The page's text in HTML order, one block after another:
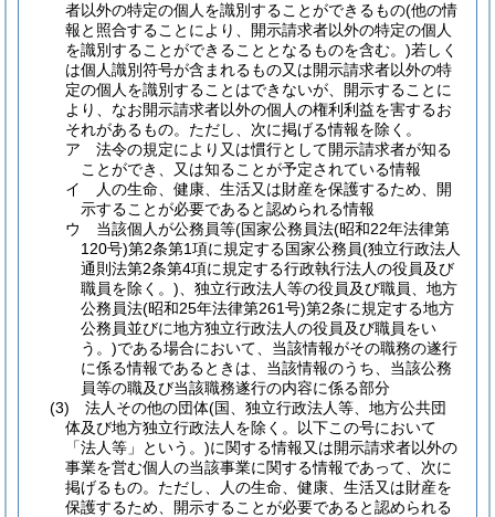
者以外の特定の個人を識別することができるもの(他の情
報と照合することにより、開示請求者以外の特定の個人
を識別することができることとなるものを含む。)若しく
は個人識別符号が含まれるもの又は開示請求者以外の特
定の個人を識別することはできないが、開示することに
より、なお開示請求者以外の個人の権利利益を害するお
それがあるもの。 ただし、次に掲げる情報を除く。
ア
法令の規定により又は慣行として開示請求者が知る
ことができ、又は知ることが予定されている情報
イ
人の生命、健康、生活又は財産を保護するため、開
示することが必要であると認められる情報
ウ
当該個人が公務員等(国家公務員法(昭和22年法律第
120号)第2条第1項に規定する国家公務員(独立行政法人
通則法第2条第4項に規定する行政執行法人の役員及び
職員を除く。) 、独立行政法人等の役員及び職員、地方
公務員法(昭和25年法律第261号)第2条に規定する地方
公務員並びに地方独立行政法人の役員及び職員をい
う。)である場合において、当該情報がその職務の遂行
に係る情報であるときは、当該情報のうち、当該公務
員等の職及び当該職務遂行の内容に係る部分
(3)
法人その他の団体(国、独立行政法人等、地方公共団
体及び地方独立行政法人を除く。以下この号において
「法人等」という。)に関する情報又は開示請求者以外の
事業を営む個人の当該事業に関する情報であって、次に
掲げるもの。 ただし、人の生命、健康、生活又は財産を
保護するため、開示することが必要であると認められる